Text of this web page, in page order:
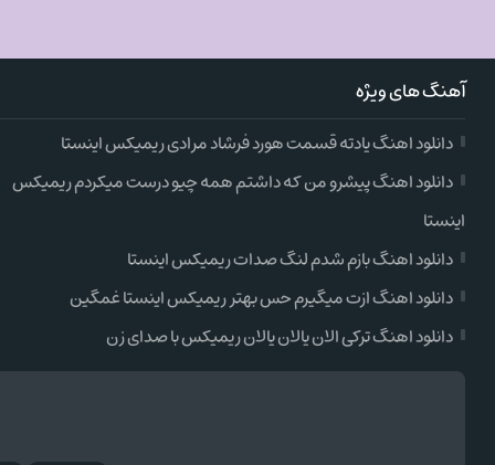
آهنگ های ویژه
دانلود اهنگ یادته قسمت هورد فرشاد مرادی ریمیکس اینستا
دانلود اهنگ پیشرو من که داشتم همه چیو درست میکردم ریمیکس
اینستا
دانلود اهنگ بازم شدم لنگ صدات ریمیکس اینستا
دانلود اهنگ ازت میگیرم حس بهتر ریمیکس اینستا غمگین
دانلود اهنگ ترکی الان یالان یالان ریمیکس با صدای زن